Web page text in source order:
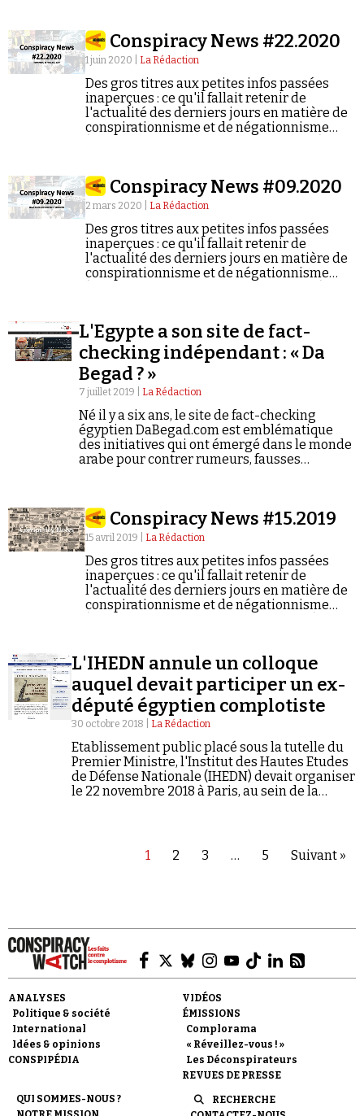
néanmoins circuler dans le monde entier. Avec
Pierre-André Taguieff, philosophe, historien des
idées et directeur de recherche au CNRS.
Conspiracy News #22.2020
1 juin 2020 | La Rédaction
Des gros titres aux petites infos passées
inaperçues : ce qu'il fallait retenir de
l'actualité des derniers jours en matière de
conspirationnisme et de négationnisme
Conspiracy News #09.2020
2 mars 2020 | La Rédaction
Des gros titres aux petites infos passées
inaperçues : ce qu'il fallait retenir de
l'actualité des derniers jours en matière de
conspirationnisme et de négationnisme
L'Egypte a son site de fact-
checking indépendant : « Da
Begad ? »
7 juillet 2019 | La Rédaction
Né il y a six ans, le site de fact-checking
égyptien DaBegad.com est emblématique
des initiatives qui ont émergé dans le monde
arabe pour contrer rumeurs, fausses
Conspiracy News #15.2019
15 avril 2019 | La Rédaction
Des gros titres aux petites infos passées
inaperçues : ce qu'il fallait retenir de
l'actualité des derniers jours en matière de
conspirationnisme et de négationnisme
L'IHEDN annule un colloque
auquel devait participer un ex-
député égyptien complotiste
30 octobre 2018 | La Rédaction
Etablissement public placé sous la tutelle du
Premier Ministre, l'Institut des Hautes Etudes
de Défense Nationale (IHEDN) devait organiser
le 22 novembre 2018 à Paris, au sein de la
1 2 3 … 5 Suivant »
ANALYSES
Politique & société
International
Idées & opinions
CONSPIPÉDIA
VIDÉOS
ÉMISSIONS
Complorama
« Réveillez-vous ! »
Les Déconspirateurs
REVUES DE PRESSE
QUI SOMMES-NOUS ?
RECHERCHE